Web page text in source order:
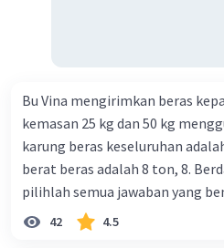
Bu Vina mengirimkan beras
kemasan 25 kg dan 50 kg
karung beras keseluruhan
berat beras adalah 8 ton, 8.
pilihlah semua jawaban yang
dari satu. Banyak karung beras
buah. Banyak karung beras
42 4.5